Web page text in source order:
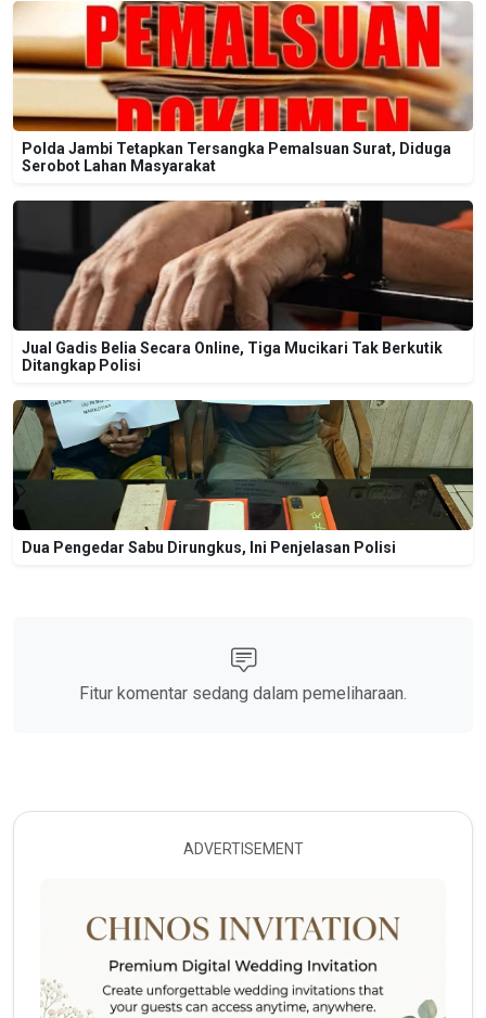
Polda Jambi Tetapkan Tersangka Pemalsuan Surat, Diduga
Serobot Lahan Masyarakat
Jual Gadis Belia Secara Online, Tiga Mucikari Tak Berkutik
Ditangkap Polisi
Dua Pengedar Sabu Dirungkus, Ini Penjelasan Polisi
Fitur komentar sedang dalam pemeliharaan.
ADVERTISEMENT